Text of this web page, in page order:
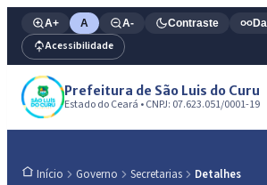
A+ A A- Contraste
Acessibilidade
Prefeitura de São Luis do Curu
Estado do Ceará • CNPJ: 07.623.051/0001-19
Início Governo Secretarias Detalhes